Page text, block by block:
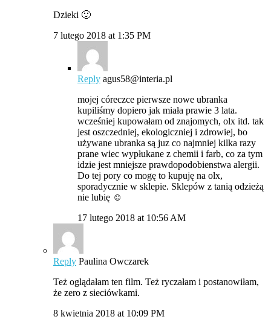
Dzieki 🙂
7 lutego 2018 at 1:35 PM
Reply agus58@interia.pl
mojej córeczce pierwsze nowe ubranka
kupiliśmy dopiero jak miała prawie 3 lata.
wcześniej kupowałam od znajomych, olx itd. tak
jest oszczedniej, ekologiczniej i zdrowiej, bo
używane ubranka są juz co najmniej kilka razy
prane wiec wypłukane z chemii i farb, co za tym
idzie jest mniejsze prawdopodobienstwa alergii.
Do tej pory co mogę to kupuję na olx,
sporadycznie w sklepie. Sklepów z tanią odzieżą
nie lubię ☺
17 lutego 2018 at 10:56 AM
Reply Paulina Owczarek
Też oglądałam ten film. Też ryczałam i postanowiłam,
że zero z sieciówkami.
8 kwietnia 2018 at 10:09 PM